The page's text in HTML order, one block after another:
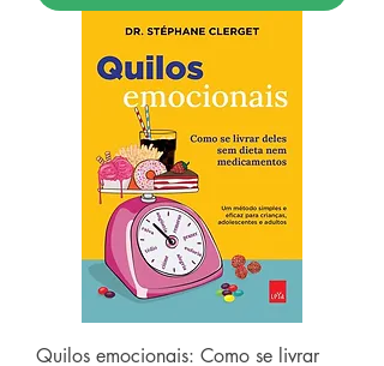
Quilos emocionais: Como se livrar